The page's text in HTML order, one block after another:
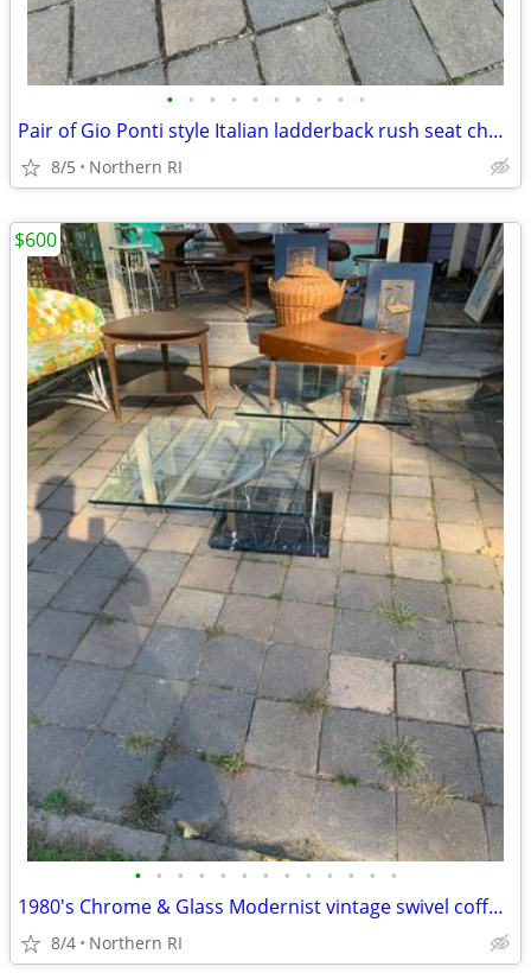
• • • • • • • • • •
Pair of Gio Ponti style Italian ladderback rush seat chairs as-is A243
8/5 Northern RI
• • • • • • • • • • • • •
1980's Chrome & Glass Modernist vintage swivel coffee table A21
8/4 Northern RI
$600